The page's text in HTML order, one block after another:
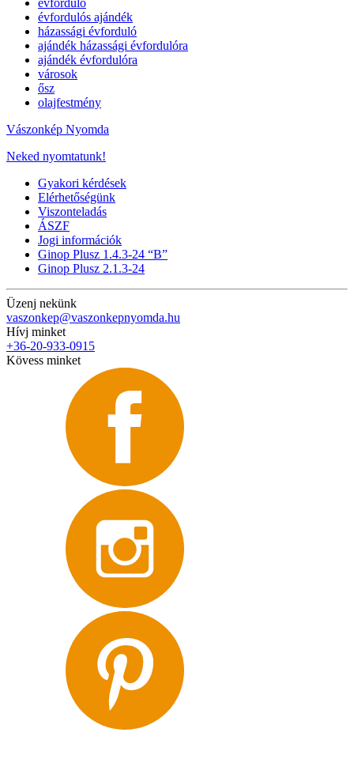
évforduló
évfordulós ajándék
házassági évforduló
ajándék házassági évfordulóra
ajándék évfordulóra
városok
ősz
olajfestmény
Vászonkép Nyomda
Neked nyomtatunk!
Gyakori kérdések
Elérhetőségünk
Viszonteladás
ÁSZF
Jogi információk
Ginop Plusz 1.4.3-24 “B”
Ginop Plusz 2.1.3-24
Üzenj nekünk
vaszonkep@vaszonkepnyomda.hu
Hívj minket
+36-20-933-0915
Kövess minket